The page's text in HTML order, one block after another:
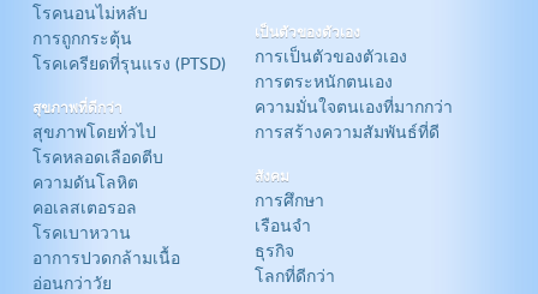
การเลิกสูบบุหรี่
พิษสุราเรื้อรัง
โรคนอนไม่หลับ
การถูกกระตุ้น
โรคเครียดที่รุนแรง (PTSD)
สุขภาพที่ดีกว่า
สุขภาพโดยทั่วไป
โรคหลอดเลือดตีบ
ความดันโลหิต
คอเลสเตอรอล
โรคเบาหวาน
อาการปวดกล้ามเนื้อ
อ่อนกว่าวัย
เป็นตัวของตัวเอง
การเป็นตัวของตัวเอง
การตระหนักตนเอง
ความมั่นใจตนเองที่มากกว่า
การสร้างความสัมพันธ์ที่ดี
สังคม
การศึกษา
เรือนจำ
ธุรกิจ
โลกที่ดีกว่า